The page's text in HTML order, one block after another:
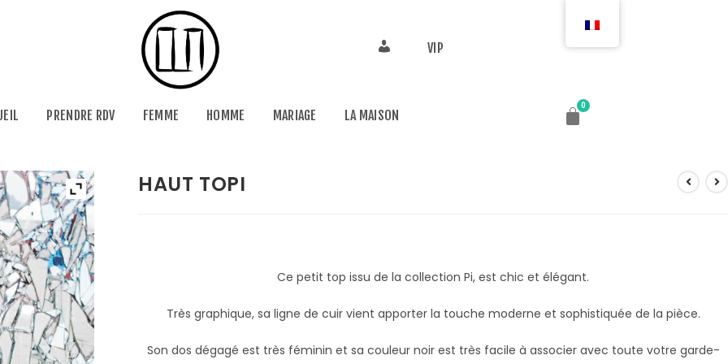
VIP
PRENDRE RDV FEMME HOMME MARIAGE LA MAISON
HAUT TOPI
Ce petit top issu de la collection Pi, est chic et élégant.
Très graphique, sa ligne de cuir vient apporter la touche moderne et sophistiquée de la pièce.
Son dos dégagé est très féminin et sa couleur noir est très facile à associer avec toute votre garde-